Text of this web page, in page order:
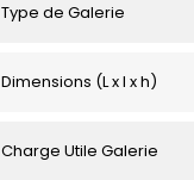
Type de Galerie
Dimensions (L x l x h)
Charge Utile Galerie